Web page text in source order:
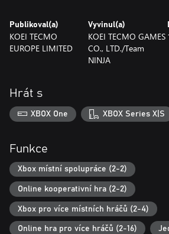
Publikoval(a)
KOEI TECMO
EUROPE LIMITED
Vyvinul(a)
KOEI TECMO GAMES
CO., LTD./Team
NINJA
Hrát s
XBOX One XBOX Series X|S
Funkce
Xbox místní spolupráce (2-2)
Online kooperativní hra (2-2)
Xbox pro více místních hráčů (2-4)
Online hra pro více hráčů (2-16)